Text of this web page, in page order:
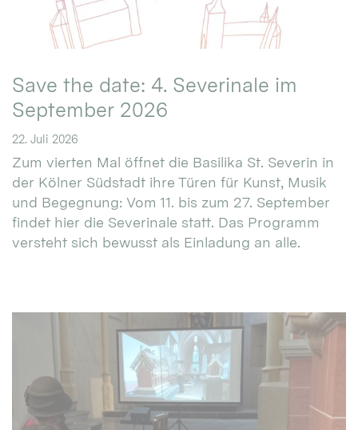
Save the date: 4. Severinale im
September 2026
22. Juli 2026
Zum vierten Mal öffnet die Basilika St. Severin in
der Kölner Südstadt ihre Türen für Kunst, Musik
und Begegnung: Vom 11. bis zum 27. September
findet hier die Severinale statt. Das Programm
versteht sich bewusst als Einladung an alle.